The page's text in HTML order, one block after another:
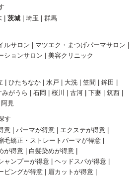
茨城 埼玉 群馬
ルサロン
マツエク・まつげパーマサロン
ションサロン 美容クリニック
ひたちなか 水戸 大洗 笠間
鉾田
みがうら 石岡 桜川 古河 下妻
筑西
阿見
す
意 パーマが得意
エクステが得意
毛矯正・ストレートパーマが得意
が得意
白髪染めが得意
ャンプーが得意
ヘッドスパが得意
ビングが得意
眉カットが得意